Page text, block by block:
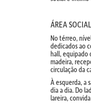
ÁREA
No térreo,
dedicados ao
hall, equipado
madeira,
circulação da
À esquerda, a
dia a dia. Do
lareira,